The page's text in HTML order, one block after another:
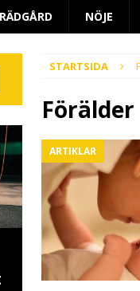
NÖJE
STARTSIDA
ARTIKLAR